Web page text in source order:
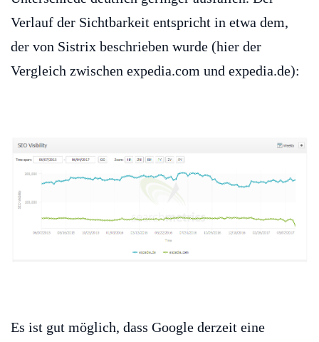
Verlauf der Sichtbarkeit entspricht in etwa dem,
der von Sistrix beschrieben wurde (hier der
Vergleich zwischen expedia.com und expedia.de):
Es ist gut möglich, dass Google derzeit eine